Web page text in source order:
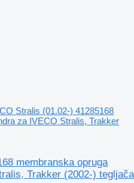
Stralis (01.02-) 41285168
za IVECO Stralis, Trakker
membranska opruga
Trakker (2002-) tegljača